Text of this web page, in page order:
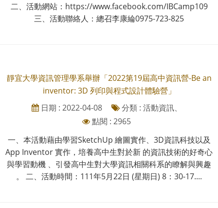
二、活動網站：https://www.facebook.com/IBCamp109
三、活動聯絡人：總召李康綸0975-723-825
靜宜大學資訊管理學系舉辦「2022第19屆高中資訊營-Be an
inventor: 3D 列印與程式設計體驗營」
日期 : 2022-04-08
分類 : 活動資訊、
點閱 : 2965
一、本活動藉由學習SketchUp 繪圖實作、3D資訊科技以及
App Inventor 實作，培養高中生對於新 的資訊技術的好奇心
與學習動機 、引發高中生對大學資訊相關科系的瞭解與興趣
。 二、活動時間：111年5月22日 (星期日) 8：30-17....